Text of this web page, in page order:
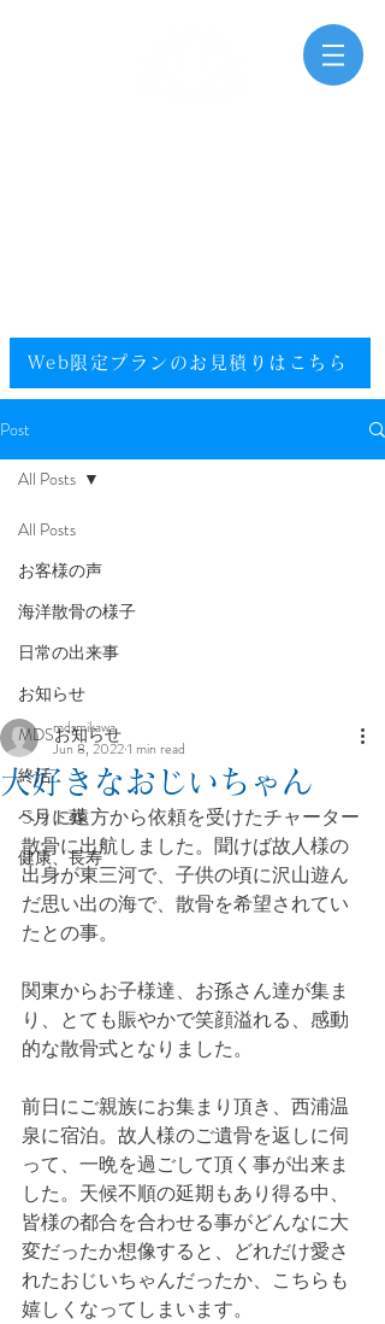
Web限定プランのお見積りはこちら​
Post
All Posts
お客様の声
海洋散骨の様子
日常の出来事
お知らせ
MDSお知らせ
終活
ペット葬
健康、長寿
All Posts
大好きなおじいちゃん
mdsmikawa
Jun 8, 20221 min read
5月に遠方から依頼を受けたチャーター
散骨に出航しました。聞けば故人様の
出身が東三河で、子供の頃に沢山遊ん
だ思い出の海で、散骨を希望されてい
たとの事。
関東からお子様達、お孫さん達が集ま
り、とても賑やかで笑顔溢れる、感動
的な散骨式となりました。
前日にご親族にお集まり頂き、西浦温
泉に宿泊。故人様のご遺骨を返しに伺
って、一晩を過ごして頂く事が出来ま
した。天候不順の延期もあり得る中、
皆様の都合を合わせる事がどんなに大
変だったか想像すると、どれだけ愛さ
れたおじいちゃんだったか、こちらも
嬉しくなってしまいます。